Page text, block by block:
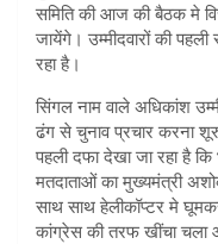
समिति की आज की बैठक मे
जायेंगे। उम्मीदवारों की पहली
रहा है।
सिंगल नाम वाले अधिकांश
ढंग से चुनाव प्रचार करना
पहली दफा देखा जा रहा है कि
मतदाताओं का मुख्यमंत्री
साथ साथ हेलीकॉप्टर मे
कांग्रेस की तरफ खींचा चला